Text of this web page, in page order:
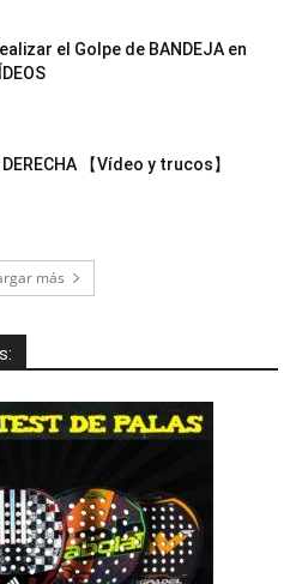
el Golpe de BANDEJA en
【Vídeo y trucos】
más